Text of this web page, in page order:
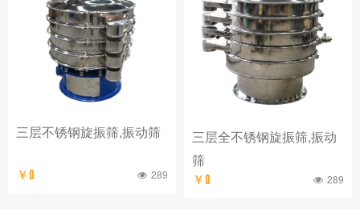
三层不锈钢旋振筛,振动筛
￥0 289
三层全不锈钢旋振筛,振动
筛
￥0 289